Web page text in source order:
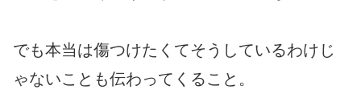
でも本当は傷つけたくてそうしているわけじ
ゃないことも伝わってくること。